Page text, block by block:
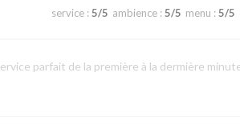
service: 5/5 ambience: 5/5 menu : 5/5
parfait de la première à la dermière